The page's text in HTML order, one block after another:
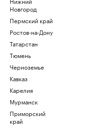
Новгород
Пермский край
Ростов-на-Дону
Татарстан
Тюмень
Черноземье
Кавказ
Карелия
Мурманск
Приморский
край